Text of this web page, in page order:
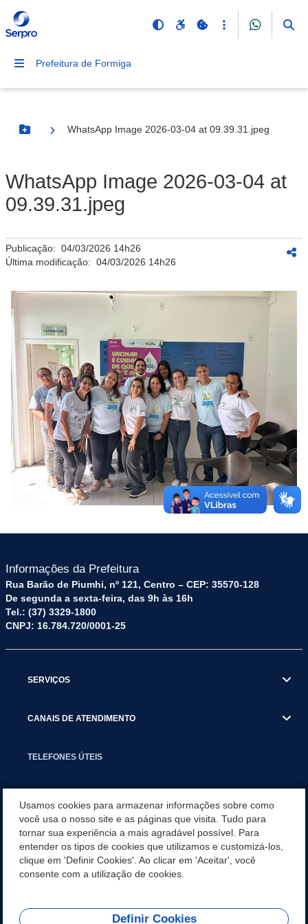
Prefeitura de Formiga
Botão Menu
WhatsApp Image 2026-03-04 at 09.39.31.jpeg
WhatsApp Image 2026-03-04 at
09.39.31.jpeg
Publicação: 04/03/2026 14h26
Última modificação: 04/03/2026 14h26
Informações da Prefeitura
Rua Barão de Piumhi, nº 121, Centro – CEP: 35570-128
De segunda a sexta-feira, das 9h às 16h
Tel.: (37) 3329-1800
CNPJ: 16.784.720/0001-25
SERVIÇOS
CANAIS DE ATENDIMENTO
TELEFONES ÚTEIS
NOTÍCIAS
APLICATIVO
Usamos cookies para armazenar informações sobre como
você usa o nosso site e as páginas que visita. Tudo para
tornar sua experiência a mais agradável possível. Para
entender os tipos de cookies que utilizamos e customizá-los,
clique em 'Definir Cookies'. Ao clicar em 'Aceitar', você
consente com a utilização de cookies.
Definir Cookies